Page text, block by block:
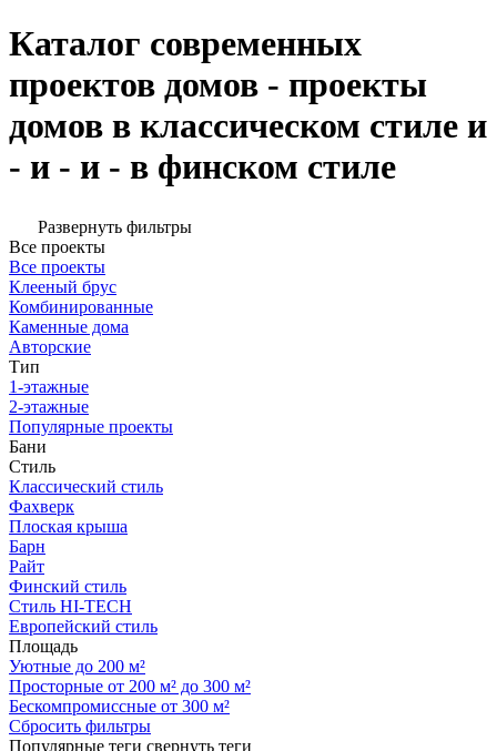
Каталог современных
проектов домов - проекты
домов в классическом стиле и
- и - и - в финском стиле
Развернуть фильтры
Все проекты
Все проекты
Клееный брус
Комбинированные
Каменные дома
Авторские
Тип
1-этажные
2-этажные
Популярные проекты
Бани
Стиль
Классический стиль
Фахверк
Плоская крыша
Барн
Райт
Финский стиль
Стиль HI-TECH
Европейский стиль
Площадь
Уютные до 200 м²
Просторные от 200 м² до 300 м²
Бескомпромиссные от 300 м²
Сбросить фильтры
Популярные теги свернуть теги